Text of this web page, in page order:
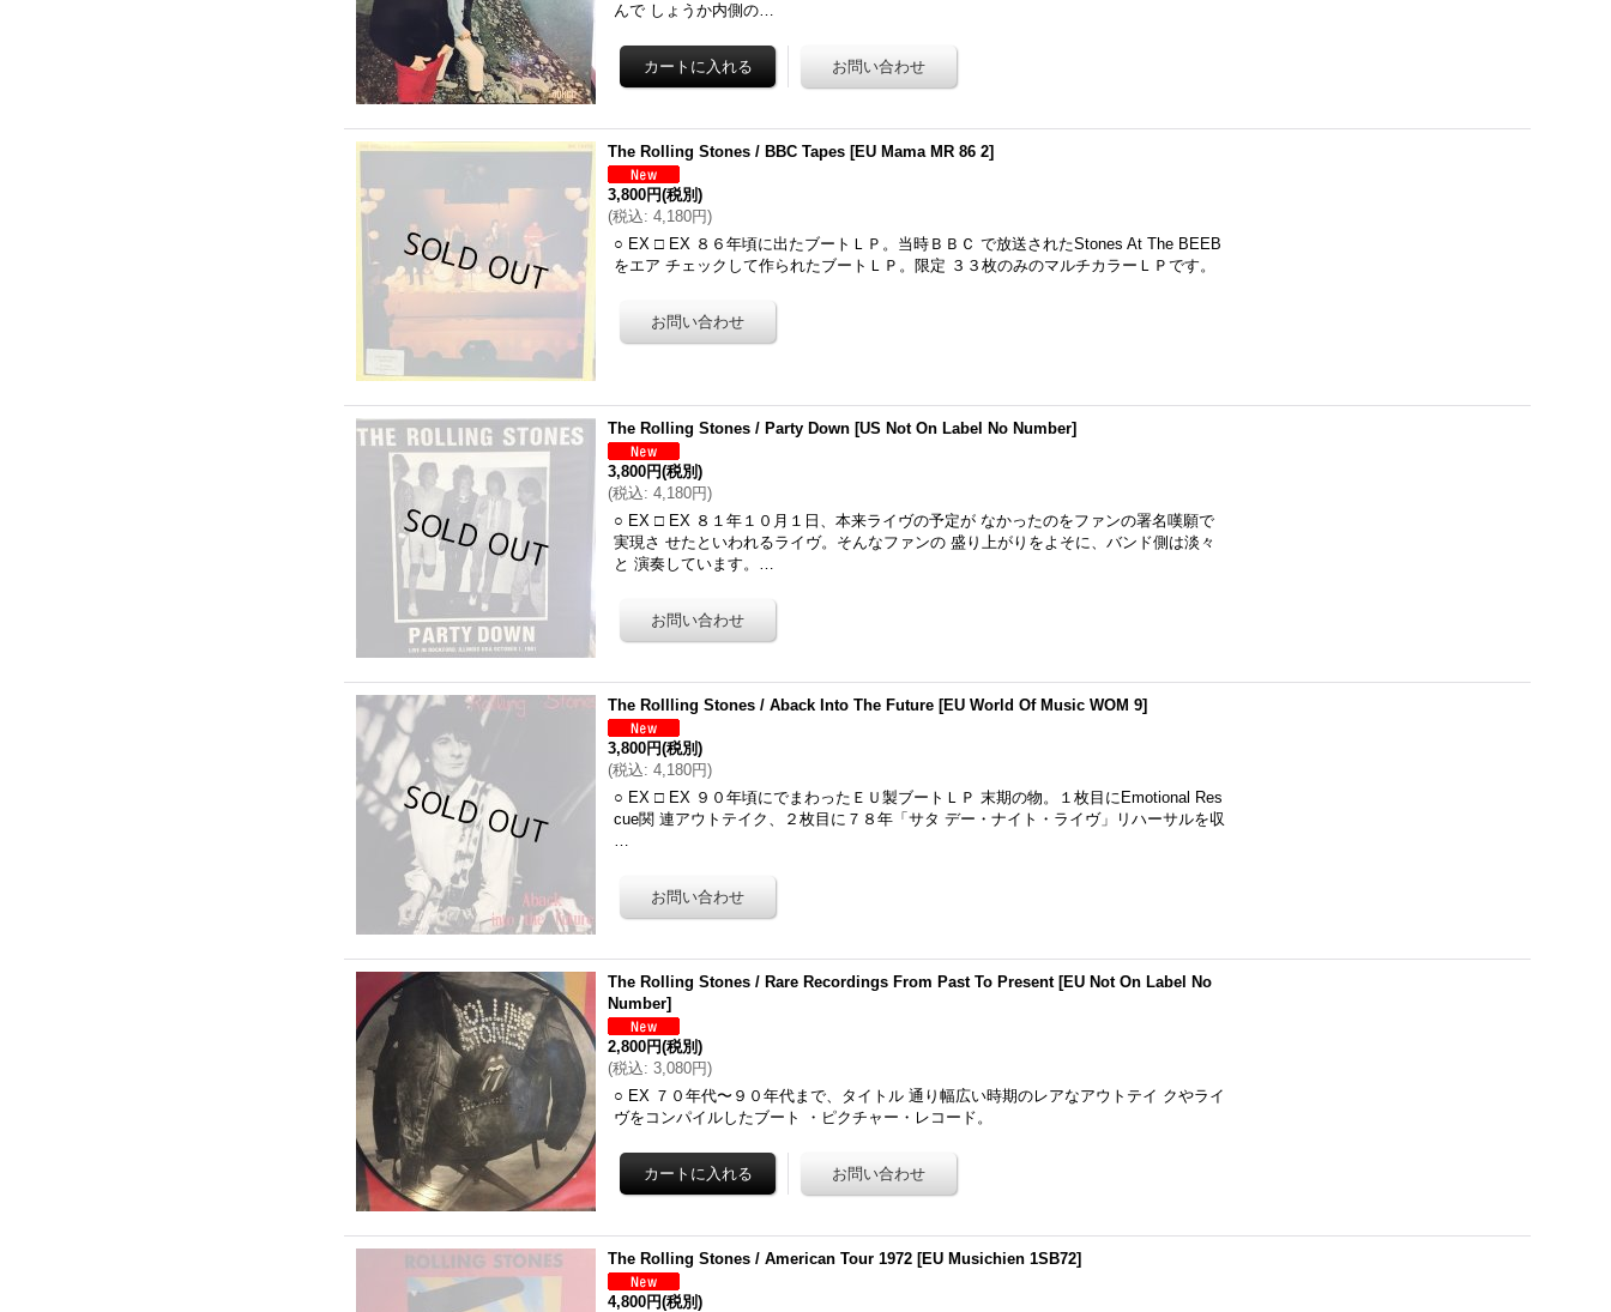
んで しょうか内側の…
The Rolling Stones / BBC Tapes [EU Mama MR 86 2]
3,800円(税別)
(税込: 4,180円)
○ EX □ EX ８６年頃に出たブートＬＰ。当時ＢＢＣ で放送されたStones At The BEEB
をエア チェックして作られたブートＬＰ。限定 ３３枚のみのマルチカラーＬＰです。
The Rolling Stones / Party Down [US Not On Label No Number]
3,800円(税別)
(税込: 4,180円)
○ EX □ EX ８１年１０月１日、本来ライヴの予定が なかったのをファンの署名嘆願で
実現さ せたといわれるライヴ。そんなファンの 盛り上がりをよそに、バンド側は淡々
と 演奏しています。…
The Rollling Stones / Aback Into The Future [EU World Of Music WOM 9]
3,800円(税別)
(税込: 4,180円)
○ EX □ EX ９０年頃にでまわったＥＵ製ブートＬＰ 末期の物。１枚目にEmotional Res
cue関 連アウトテイク、２枚目に７８年「サタ デー・ナイト・ライヴ」リハーサルを収
…
The Rolling Stones / Rare Recordings From Past To Present [EU Not On Label No
Number]
2,800円(税別)
(税込: 3,080円)
○ EX ７０年代〜９０年代まで、タイトル 通り幅広い時期のレアなアウトテイ クやライ
ヴをコンパイルしたブート ・ピクチャー・レコード。
The Rolling Stones / American Tour 1972 [EU Musichien 1SB72]
4,800円(税別)